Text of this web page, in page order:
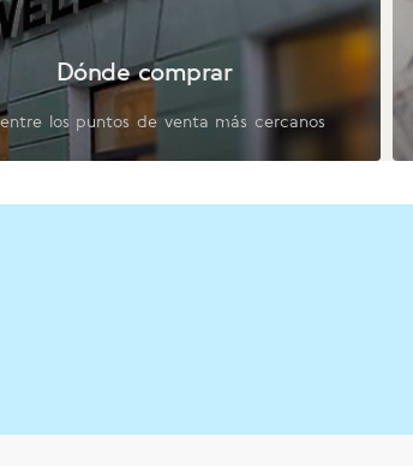
Dónde comprar
los puntos de venta más cercanos